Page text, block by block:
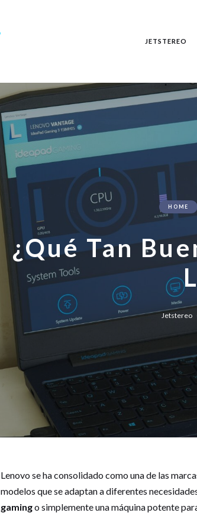
JETSTEREO
HOME
¿Qué Tan
Jetstereo
Lenovo se ha consolidado como una de las
modelos que se adaptan a diferentes
gamingo simplemente una máquina potente